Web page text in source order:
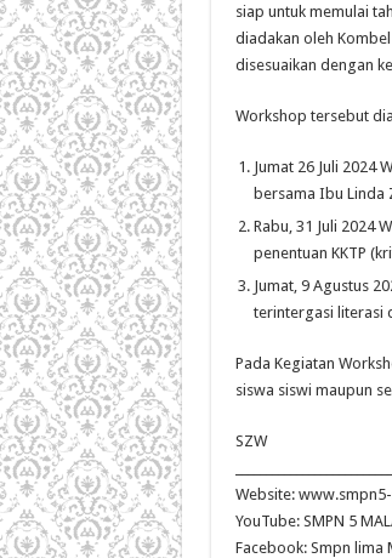
siap untuk memulai
diadakan oleh
disesuaikan dengan
Workshop tersebut
Jumat 26 Juli 2024
bersama Ibu Linda
Rabu, 31 Juli 2024
penentuan KKTP
Jumat, 9 Agustus
terintergasi literasi
Pada Kegiatan
siswa siswi maupun
SZW
Website:
YouTube: SMPN 5
Facebook: Smpn lima